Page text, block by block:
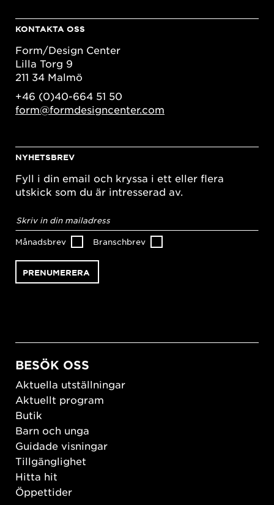
KONTAKTA OSS
Form/Design Center
Lilla Torg 9
211 34 Malmö
+46 (0)40-664 51 50
form@formdesigncenter.com
NYHETSBREV
Fyll i din email och kryssa i ett eller flera
utskick som du är intresserad av.
postadress*
Månadsbrev Branschbrev
BESÖK OSS
Aktuella utställningar
Aktuellt program
Butik
Barn och unga
Guidade visningar
Tillgänglighet
Hitta hit
Öppettider